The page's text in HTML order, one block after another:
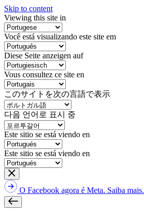
Skip to content
Viewing this site in
Você está visualizando este site em
Diese Seite anzeigen auf
Vous consultez ce site en
このサイトを次の言語で表示
다음 언어로 표시 중
Este sitio se está viendo en
Este sitio se está viendo en
O Facebook agora é Meta. Saiba mais.